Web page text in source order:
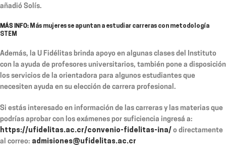
añadió Solís.
MÁS INFO: Más mujeres se apuntan a estudiar carreras con metodología
STEM
Además, la U Fidélitas brinda apoyo en algunas clases del Instituto
con la ayuda de profesores universitarios, también pone a disposición
los servicios de la orientadora para algunos estudiantes que
necesiten ayuda en su elección de carrera profesional.
Si estás interesado en información de las carreras y las materias que
podrías aprobar con los exámenes por suficiencia ingresá a:
https://ufidelitas.ac.cr/convenio-fidelitas-ina/ o directamente
al correo: admisiones@ufidelitas.ac.cr